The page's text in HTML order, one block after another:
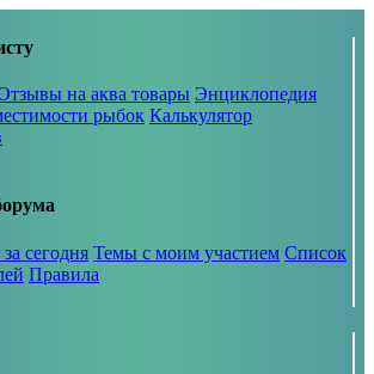
на аква товары Энциклопедия
рыбок Калькулятор
сегодня Темы с моим участием Список
Правила